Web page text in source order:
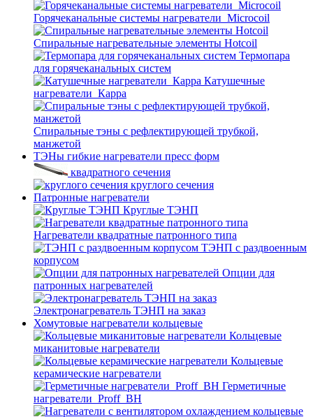
Горячеканальные системы нагреватели_Microcoil
Спиральные нагревательные элементы Hotcoil
Термопара
для горячеканальных систем
Катушечные
нагреватели_Карра
Спиральные тэны с рефлектирующей трубкой,
манжетой
ТЭНы гибкие нагреватели пресс форм
квадратного сечения
круглого сечения
Патронные нагреватели
Круглые ТЭНП
Нагреватели квадратные патронного типа
ТЭНП с раздвоенным
корпусом
Опции для
патронных нагревателей
Электронагреватель ТЭНП на заказ
Хомутовые нагреватели кольцевые
Кольцевые
миканитовые нагреватели
Кольцевые
керамические нагреватели
Герметичные
нагреватели_Proff_BH